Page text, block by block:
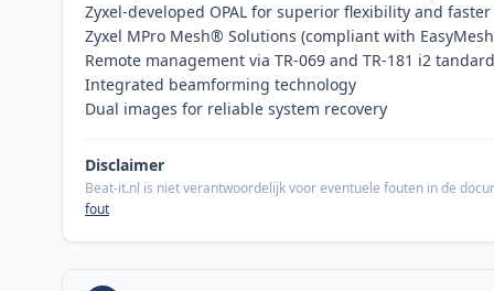
Zyxel-developed OPAL for superior flexibility and
Zyxel MPro Mesh® Solutions (compliant with
Remote management via TR-069 and TR-181 i2
Integrated beamforming technology
Dual images for reliable system recovery
Disclaimer
Beat-it.nl is niet verantwoordelijk voor eventuele fouten in de
fout